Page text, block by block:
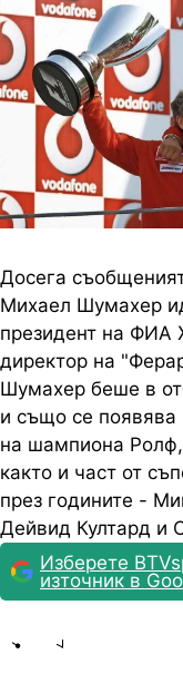
Досега
Михаел Шумахер
президент на ФИА
директор на
Шумахер беше в
и също се
на шампиона
както и част от
през годините -
Дейвид Култард и
Изберете
източник в